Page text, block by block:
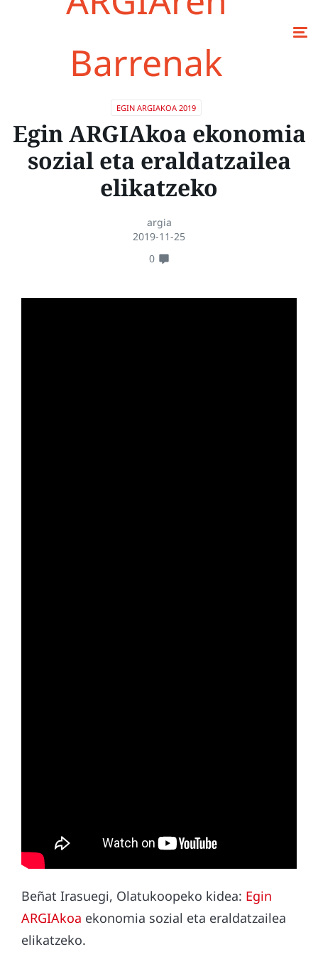
Barrenak
EGIN ARGIAKOA 2019
Egin ARGIAkoa ekonomia
sozial eta eraldatzailea
elikatzeko
argia
2019-11-25
0
Beñat Irasuegi, Olatukoopeko kidea: Egin
ARGIAkoa ekonomia sozial eta eraldatzailea
elikatzeko.